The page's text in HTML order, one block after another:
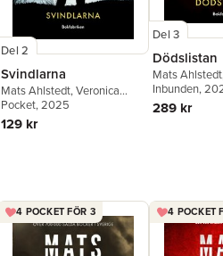
Del 2
Svindlarna
Mats Ahlstedt,Veronica
Ahlstedt McCleave
Pocket, 2025
129 kr
Del 3
Dödslistan
Mats Ahlstedt
Ahlstedt
Inbunden,
289 kr
4 POCKET FÖR 3 4 POCKET